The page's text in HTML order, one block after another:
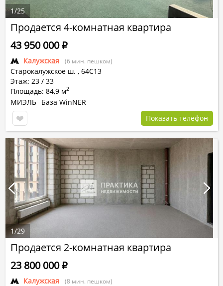
Продается 4-комнатная квартира
Калужская (6 мин. пешком)
Старокалужское ш. , 64С13
Этаж: 23 / 33
Площадь: 84,9 м2
43 950 000Р
МИЭЛЬ База WinNER
Показать телефон
1/25
Продается 2-комнатная квартира
Калужская (8 мин. пешком)
23 800 000Р
1/29